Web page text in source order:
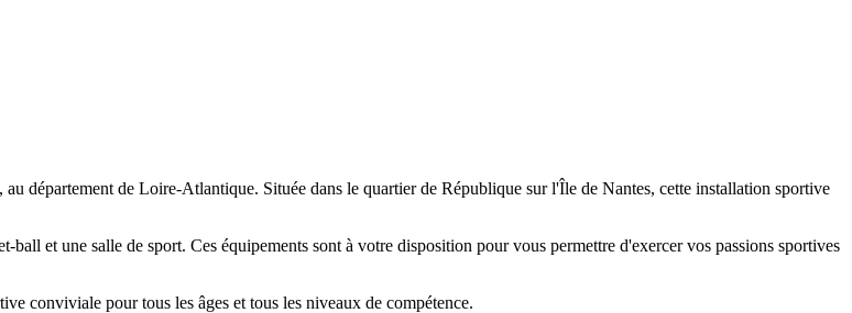
département de Loire-Atlantique. Située dans le quartier de République sur l'Île de Nantes, cette installation sportive
et une salle de sport. Ces équipements sont à votre disposition pour vous permettre d'exercer vos passions sportives
conviviale pour tous les âges et tous les niveaux de compétence.